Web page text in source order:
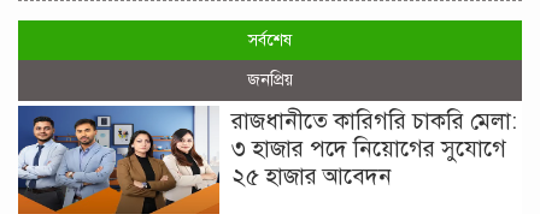
সর্বশেষ
জনপ্রিয়
রাজধানীতে কারিগরি চাকরি মেলা:
৩ হাজার পদে নিয়োগের সুযোগে
২৫ হাজার আবেদন